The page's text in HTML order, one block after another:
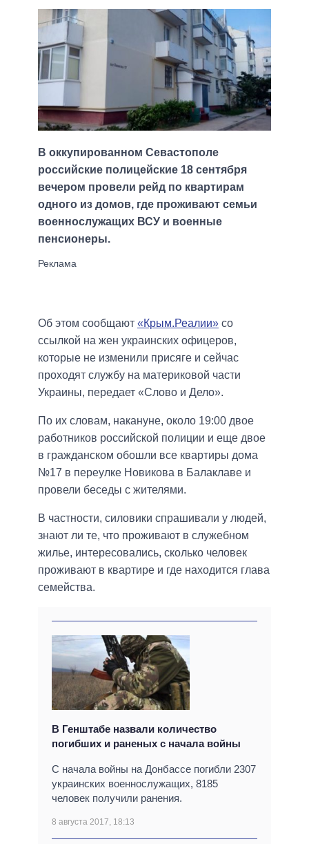
В оккупированном Севастополе
российские полицейские 18 сентября
вечером провели рейд по квартирам
одного из домов, где проживают семьи
военнослужащих ВСУ и военные
пенсионеры.
Об этом сообщают «Крым.Реалии» со
ссылкой на жен украинских офицеров,
которые не изменили присяге и сейчас
проходят службу на материковой части
Украины, передает «Слово и Дело».
По их словам, накануне, около 19:00 двое
работников российской полиции и еще двое
в гражданском обошли все квартиры дома
№17 в переулке Новикова в Балаклаве и
провели беседы с жителями.
В частности, силовики спрашивали у людей,
знают ли те, что проживают в служебном
жилье, интересовались, сколько человек
проживают в квартире и где находится глава
семейства.
В Генштабе назвали количество
погибших и раненых с начала войны
С начала войны на Донбассе погибли 2307
украинских военнослужащих, 8185
человек получили ранения.
8 августа 2017, 18:13